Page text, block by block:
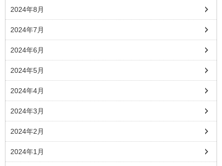
2024年8月
2024年7月
2024年6月
2024年5月
2024年4月
2024年3月
2024年2月
2024年1月